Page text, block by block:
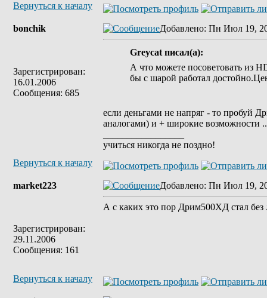
Вернуться к началу
bonchik
Зарегистрирован:
16.01.2006
Сообщения: 685
Добавлено: Пн Июл 19,
Greycat писал(а):
А что можете посоветовать из
бы с шарой работал
если деньгами не напряг - то пробуй
аналогами) и + широкие возможности ..
учиться никогда не поздно!
Вернуться к началу
market223
Зарегистрирован:
29.11.2006
Сообщения: 161
Добавлено: Пн Июл 19,
А с каких это пор Дрим500ХД стал без
Вернуться к началу